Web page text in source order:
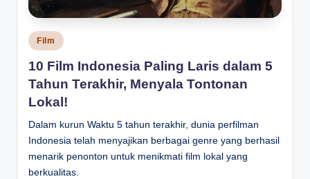
Posted
in
Film
10 Film Indonesia Paling Laris dalam 5
Tahun Terakhir, Menyala Tontonan
Lokal!
Dalam kurun Waktu 5 tahun terakhir, dunia perfilman
Indonesia telah menyajikan berbagai genre yang berhasil
menarik penonton untuk menikmati film lokal yang
berkualitas.